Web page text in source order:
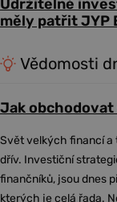
Udržitelné
měly patřit JYP
Vědomosti
Jak obchodovat
Svět velkých financí a
dřív. Investiční
finančníků, jsou dnes
kterých je celá řada.